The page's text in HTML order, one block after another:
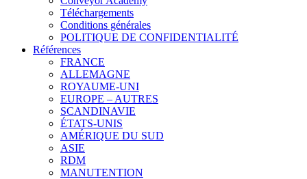
Téléchargements
Conditions générales
POLITIQUE DE CONFIDENTIALITÉ
Références
FRANCE
ALLEMAGNE
ROYAUME-UNI
EUROPE – AUTRES
SCANDINAVIE
ÉTATS-UNIS
AMÉRIQUE DU SUD
ASIE
RDM
MANUTENTION